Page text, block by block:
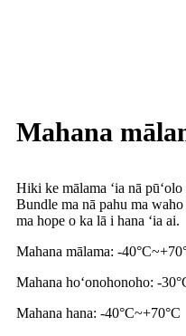
Mahana
Hiki ke mālama ʻia nā
Bundle ma nā pahu ma
ma hope o ka lā i hana ʻia ai.
Mahana mālama: -40°C~
Mahana hoʻonohonoho: -
Mahana hana: -40°C~+70°C